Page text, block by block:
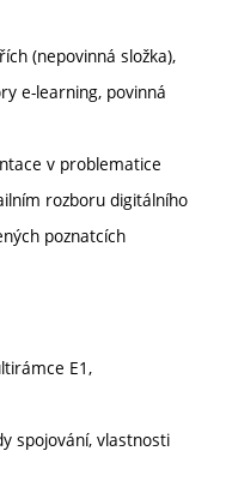
(nepovinná složka),
e-learning, povinná
v problematice
rozboru digitálního
poznatcích
E1,
spojování, vlastnosti